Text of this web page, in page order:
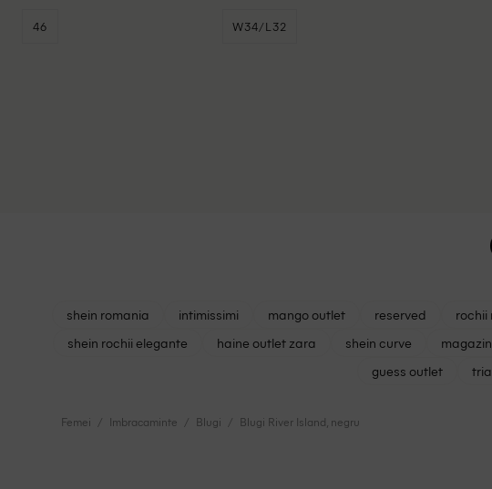
46 W34/L32
shein romania intimissimi mango outlet reserved rochii
shein rochii elegante
haine outlet zara shein curve
guess outlet
Femei Imbracaminte Blugi Blugi River Island, negru